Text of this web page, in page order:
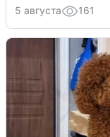
5 августа 161